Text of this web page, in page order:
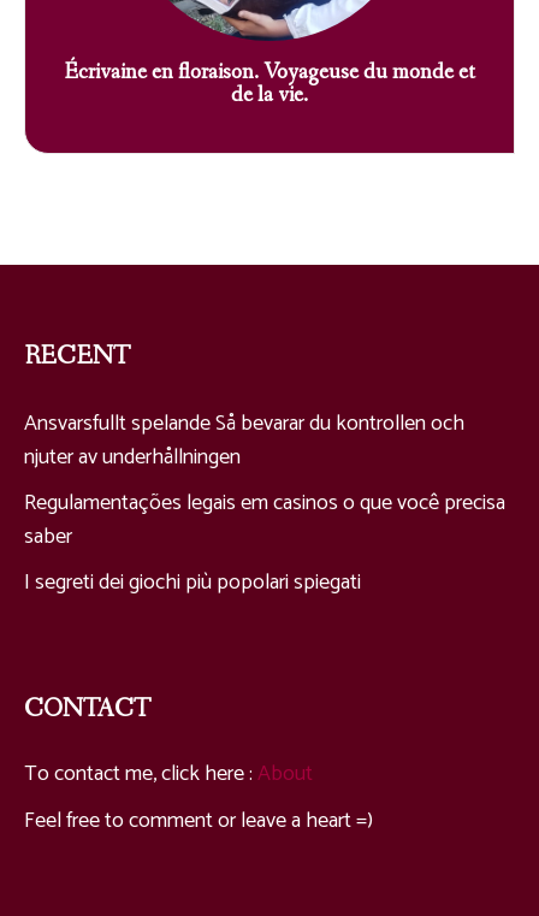
Écrivaine en floraison. Voyageuse du monde et
de la vie.
RECENT
Ansvarsfullt spelande Så bevarar du kontrollen och
njuter av underhållningen
Regulamentações legais em casinos o que você precisa
saber
I segreti dei giochi più popolari spiegati
CONTACT
To contact me, click here:About
Feel free to comment or leave a heart =)